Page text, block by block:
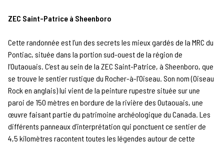
ZEC Saint-Patrice à Sheenboro
Cette randonnée est l’un des secrets les mieux gardés de la MRC du
Pontiac, située dans la portion sud-ouest de la région de
l’Outaouais. C’est au sein de la ZEC Saint-Patrice, à Sheenboro, que
se trouve le sentier rustique du Rocher-à-l’Oiseau. Son nom (Oiseau
Rock en anglais) lui vient de la peinture rupestre située sur une
paroi de 150 mètres en bordure de la rivière des Outaouais, une
œuvre faisant partie du patrimoine archéologique du Canada. Les
différents panneaux d’interprétation qui ponctuent ce sentier de
4,5 kilomètres racontent toutes les légendes autour de cette